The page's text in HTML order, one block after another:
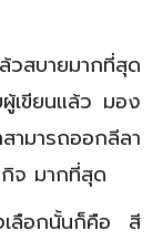
สบายมากที่สุด
เขียนแล้ว มอง
ามารถออกลีลา
จ มากที่สุด
ลือกนั้นก็คือ สี